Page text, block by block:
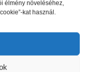
élmény növeléséhez,
kat használ.